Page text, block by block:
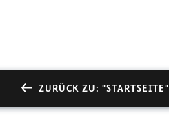
ZURÜCK ZU: "STARTSEITE"